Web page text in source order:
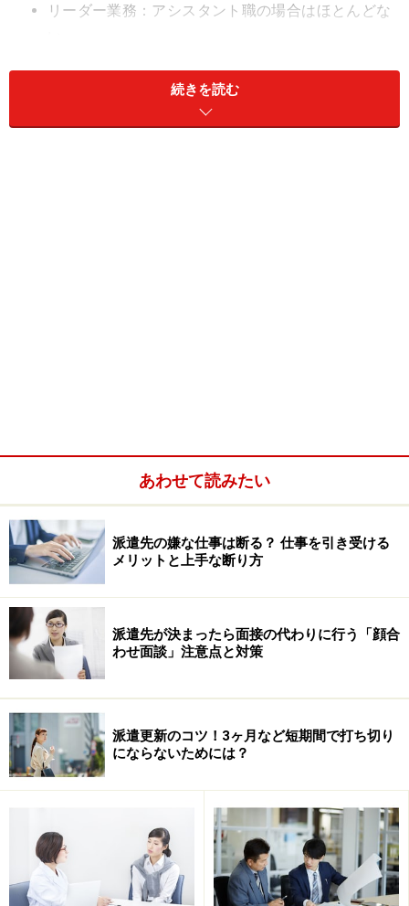
リーダー業務：アシスタント職の場合はほとんどな
■「製造業派遣」の働き方の特徴
勤務地：郊外や地方が多い
同じ「派遣」という働き方でも、事務系派遣と製造業派
遣ではずいぶん異なっていることがわかります。どのよ
まず、勤務地。例えば大企業の場合、本社機能は東京や
があり環境に恵まれた郊外や地方にあることが多い。そ
のため、事務スタッフのニーズは都市部で、生産ライン
のニーズは地方で発生します。勤務時間も、昼夜問わず
ラインを動かしている工場では、夜間勤務がある一方
で、事務系派遣は定時で終わらない仕事を残業で対応し
ます。製造業では人口の少ないエリアで働く人を確保す
るために、寮などの住まいを準備して全国から人を受け
入れることもあります。地元の雇用環境が厳しく、就職
先が見つからない人が住まい付の派遣で就業しているこ
とも少なくありません。
また、製造や流通などモノを組み立てたり体を動かす仕
続きを読む
あわせて読みたい
派遣先の嫌な仕事は断る？ 仕事を引き受ける
メリットと上手な断り方
派遣先が決まったら面接の代わりに行う「顔合
わせ面談」注意点と対策
派遣更新のコツ！3ヶ月など短期間で打ち切り
にならないためには？